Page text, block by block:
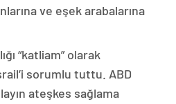
ve eşek arabalarına
“katliam” olarak
sorumlu tuttu. ABD
ateşkes sağlama